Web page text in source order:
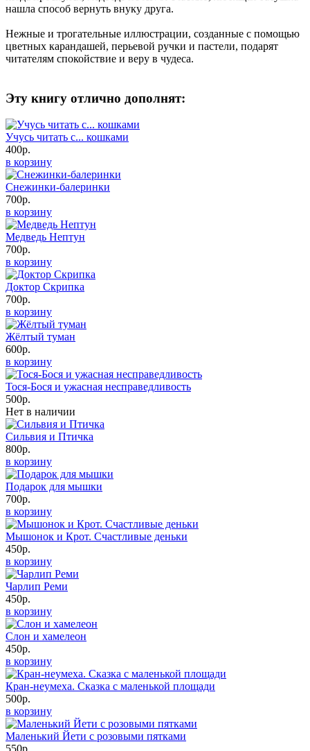
нашла способ вернуть внуку друга.
Нежные и трогательные иллюстрации, созданные с помощью
цветных карандашей, перьевой ручки и пастели, подарят
читателям спокойствие и веру в чудеса.
Эту книгу отлично дополнят:
Учусь читать с... кошками
400р.
в корзину
Снежинки-балеринки
700р.
в корзину
Медведь Нептун
700р.
в корзину
Доктор Скрипка
700р.
в корзину
Жёлтый туман
600р.
в корзину
Тося-Бося и ужасная несправедливость
500р.
Нет в наличии
Сильвия и Птичка
800р.
в корзину
Подарок для мышки
700р.
в корзину
Мышонок и Крот. Счастливые деньки
450р.
в корзину
Чарлип Реми
450р.
в корзину
Слон и хамелеон
450р.
в корзину
Кран-неумеха. Сказка с маленькой площади
500р.
в корзину
Маленький Йети с розовыми пятками